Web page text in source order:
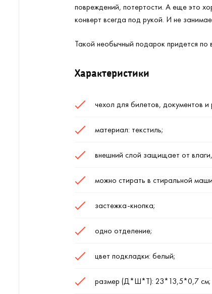
повреждений, потертости. А еще это
конверт всегда под рукой. И не
Такой необычный подарок придется по
Характеристики
чехол для билетов, документов и
материал: текстиль;
внешний слой защищает от
можно стирать в стиральной
застежка-кнопка;
одно отделение;
цвет подкладки: белый;
размер (Д*Ш*Т): 23*13,5*0,7 см;